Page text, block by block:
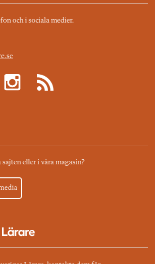
och i sociala medier.
eller i våra magasin?